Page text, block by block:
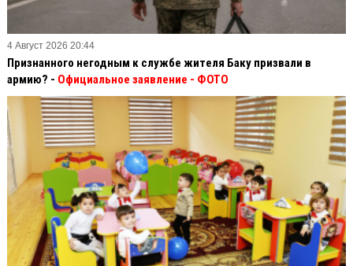
4 Август 2026 20:44
Признанного негодным к службе жителя Баку призвали в
армию? - Официальное заявление - ФОТО